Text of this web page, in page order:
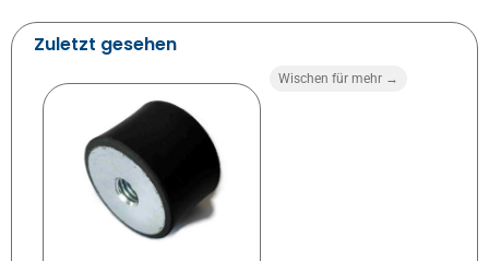
Zuletzt gesehen
Wischen für mehr →